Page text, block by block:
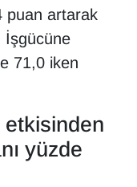
puan artarak
İşgücüne
71,0 iken
yüzde